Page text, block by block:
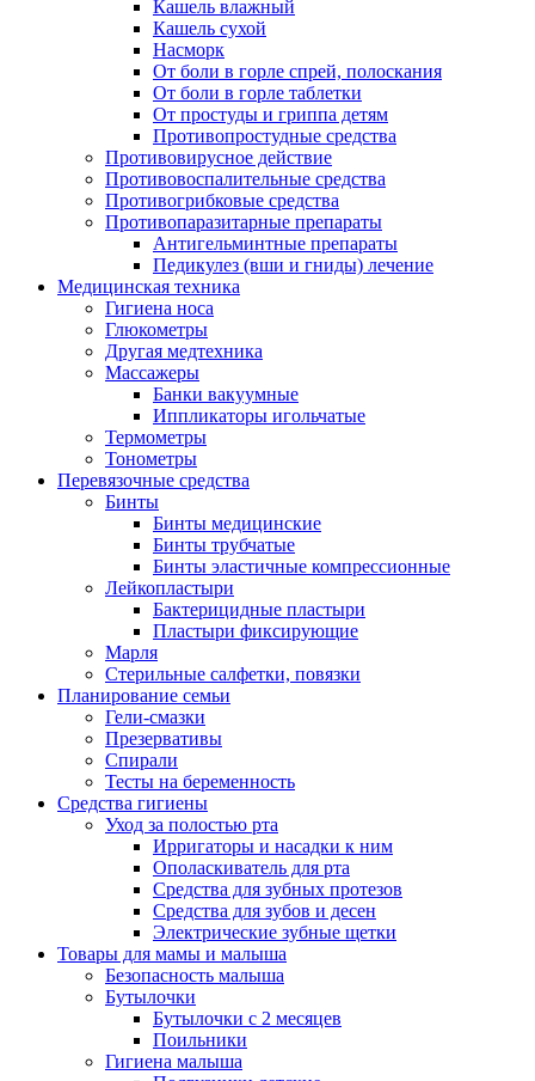
Кашель влажный
Кашель сухой
Насморк
От боли в горле спрей, полоскания
От боли в горле таблетки
От простуды и гриппа детям
Противопростудные средства
Противовирусное действие
Противовоспалительные средства
Противогрибковые средства
Противопаразитарные препараты
Антигельминтные препараты
Педикулез (вши и гниды) лечение
Медицинская техника
Гигиена носа
Глюкометры
Другая медтехника
Массажеры
Банки вакуумные
Иппликаторы игольчатые
Термометры
Тонометры
Перевязочные средства
Бинты
Бинты медицинские
Бинты трубчатые
Бинты эластичные компрессионные
Лейкопластыри
Бактерицидные пластыри
Пластыри фиксирующие
Марля
Стерильные салфетки, повязки
Планирование семьи
Гели-смазки
Презервативы
Спирали
Тесты на беременность
Средства гигиены
Уход за полостью рта
Ирригаторы и насадки к ним
Ополаскиватель для рта
Средства для зубных протезов
Средства для зубов и десен
Электрические зубные щетки
Товары для мамы и малыша
Безопасность малыша
Бутылочки
Бутылочки с 2 месяцев
Поильники
Гигиена малыша